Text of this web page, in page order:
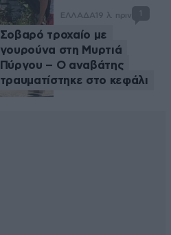
ΕΛΛΑΔΑ 19 λ. πριν 1
Σοβαρό τροχαίο με
γουρούνα στη Μυρτιά
Πύργου – Ο αναβάτης
τραυματίστηκε στο κεφάλι